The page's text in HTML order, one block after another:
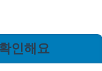
인해요